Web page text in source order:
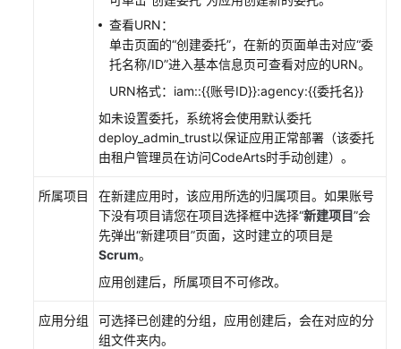
Deploy
配
查看URN：
单击页面的“创建委托”，在新的页面单击对应“委
托名称/ID”进入基本信息页可查看对应的URN。
URN格式：iam::{{账号ID}}:agency:{{委托名}}
如未设置委托，系统将会使用默认委托
deploy_admin_trust以保证应用正常部署（该委托
由租户管理员在访问CodeArts时手动创建）。
所属项目
在新建应用时，该应用所选的归属项目。如果账号
下没有项目请您在项目选择框中选择“新建项目”会
先弹出“新建项目”页面，这时建立的项目是
Scrum。
应用创建后，所属项目不可修改。
应用分组
可选择已创建的分组，应用创建后，会在对应的分
组文件夹内。